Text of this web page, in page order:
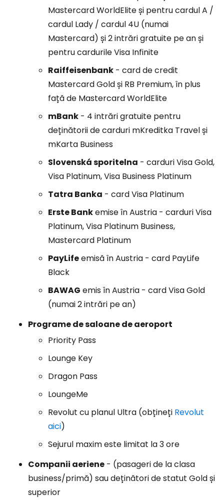
Mastercard WorldElite și pentru cardul A /
cardul Lady / cardul 4U (numai
Mastercard) și 2 intrări gratuite pe an și
pentru cardurile Visa Infinite
Raiffeisenbank - card de credit
Mastercard Gold și RB Premium, în plus
față de Mastercard WorldElite
mBank - 4 intrări gratuite pentru
deținătorii de carduri mKreditka Travel și
mKarta Business
Slovenská sporitelna - carduri Visa Gold,
Visa Platinum, Visa Business Platinum
Tatra Banka - card Visa Platinum
Erste Bankemise în Austria - carduri Visa
Platinum, Visa Platinum Business,
Mastercard Platinum
PayLifeemisă în Austria - card PayLife
Black
BAWAG emis în Austria - card Visa Gold
(numai 2 intrări pe an)
Programe de saloane de aeroport
Priority Pass
Lounge Key
Dragon Pass
LoungeMe
Revolut cu planul Ultra (obțineți Revolut
aici)
Sejurul maxim este limitat la 3 ore
Companii aeriene - (pasageri de la clasa
business/primă) sau deținători de statut Gold și
superior